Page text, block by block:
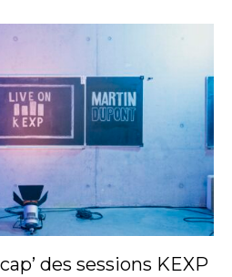
des sessions KEXP